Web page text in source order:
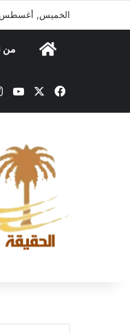
الخميس, أغسطس 6 2026
من